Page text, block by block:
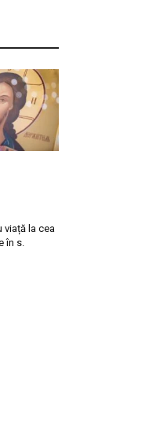
viață la cea
în s.